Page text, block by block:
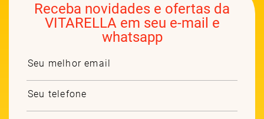
Receba novidades e ofertas da
VITARELLA em seu e-mail e
whatsapp